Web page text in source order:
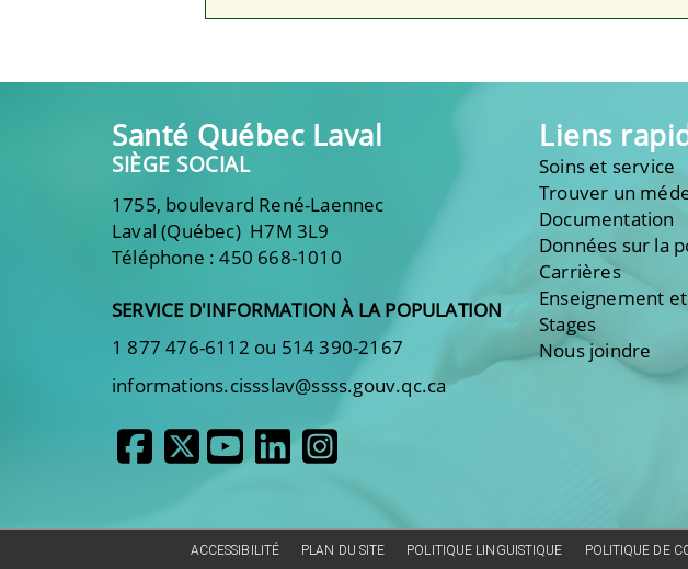
Santé Québec Laval
SIÈGE SOCIAL
1755, boulevard René-Laennec
Laval (Québec) H7M 3L9
Téléphone : 450 668-1010
SERVICE D'INFORMATION À LA POPULATION
1 877 476-6112 ou 514 390-2167
informations.cissslav@ssss.gouv.qc.ca
Liens
Soins et service
Trouver un
Documentation
Données sur la
Carrières
Enseignement
Stages
Nous joindre
ACCESSIBILITÉ PLAN DU SITE POLITIQUE LINGUISTIQUE POLITIQUE DE